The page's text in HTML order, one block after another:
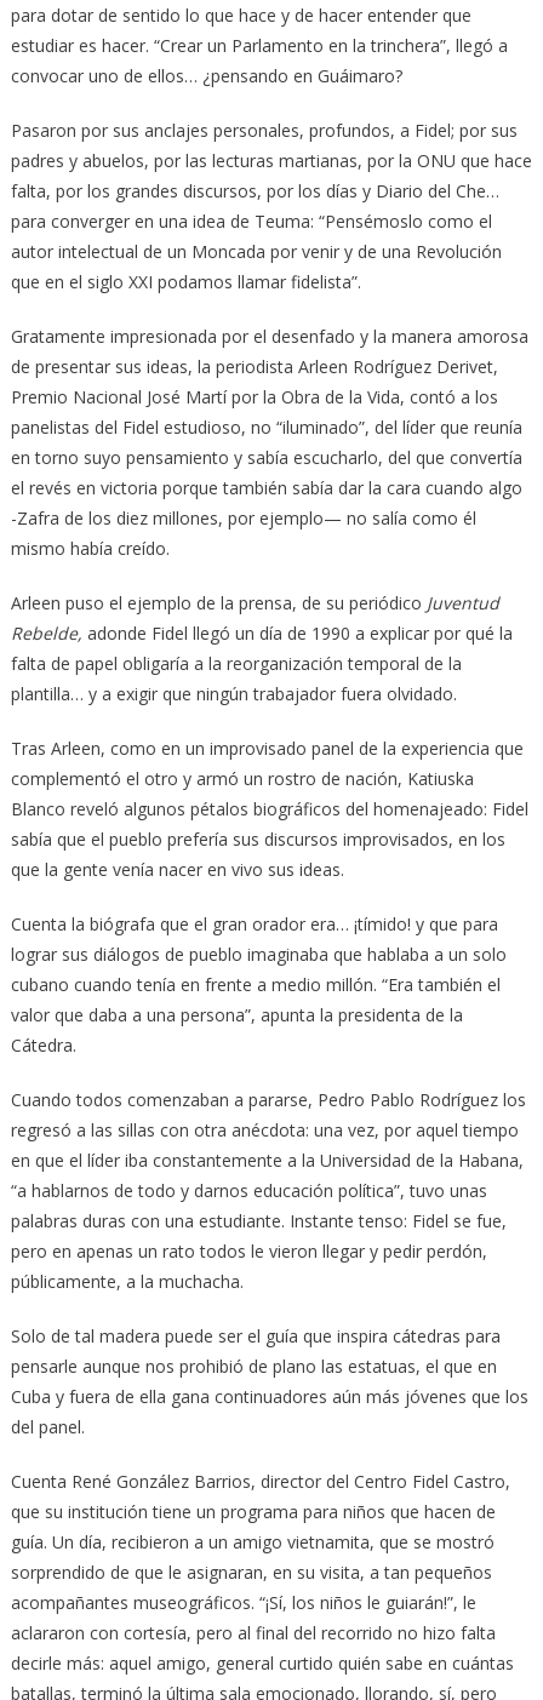
para dotar de sentido lo que hace y de hacer entender que
estudiar es hacer. “Crear un Parlamento en la trinchera”, llegó a
convocar uno de ellos… ¿pensando en Guáimaro?
Pasaron por sus anclajes personales, profundos, a Fidel; por sus
padres y abuelos, por las lecturas martianas, por la ONU que hace
falta, por los grandes discursos, por los días y Diario del Che…
para converger en una idea de Teuma: “Pensémoslo como el
autor intelectual de un Moncada por venir y de una Revolución
que en el siglo XXI podamos llamar fidelista”.
Gratamente impresionada por el desenfado y la manera amorosa
de presentar sus ideas, la periodista Arleen Rodríguez Derivet,
Premio Nacional José Martí por la Obra de la Vida, contó a los
panelistas del Fidel estudioso, no “iluminado”, del líder que reunía
en torno suyo pensamiento y sabía escucharlo, del que convertía
el revés en victoria porque también sabía dar la cara cuando algo
-Zafra de los diez millones, por ejemplo— no salía como él
mismo había creído.
Arleen puso el ejemplo de la prensa, de su periódico Juventud
Rebelde, adonde Fidel llegó un día de 1990 a explicar por qué la
falta de papel obligaría a la reorganización temporal de la
plantilla… y a exigir que ningún trabajador fuera olvidado.
Tras Arleen, como en un improvisado panel de la experiencia que
complementó el otro y armó un rostro de nación, Katiuska
Blanco reveló algunos pétalos biográficos del homenajeado: Fidel
sabía que el pueblo prefería sus discursos improvisados, en los
que la gente venía nacer en vivo sus ideas.
Cuenta la biógrafa que el gran orador era… ¡tímido! y que para
lograr sus diálogos de pueblo imaginaba que hablaba a un solo
cubano cuando tenía en frente a medio millón. “Era también el
valor que daba a una persona”, apunta la presidenta de la
Cátedra.
Cuando todos comenzaban a pararse, Pedro Pablo Rodríguez los
regresó a las sillas con otra anécdota: una vez, por aquel tiempo
en que el líder iba constantemente a la Universidad de la Habana,
“a hablarnos de todo y darnos educación política”, tuvo unas
palabras duras con una estudiante. Instante tenso: Fidel se fue,
pero en apenas un rato todos le vieron llegar y pedir perdón,
públicamente, a la muchacha.
Solo de tal madera puede ser el guía que inspira cátedras para
pensarle aunque nos prohibió de plano las estatuas, el que en
Cuba y fuera de ella gana continuadores aún más jóvenes que los
del panel.
Cuenta René González Barrios, director del Centro Fidel Castro,
que su institución tiene un programa para niños que hacen de
guía. Un día, recibieron a un amigo vietnamita, que se mostró
sorprendido de que le asignaran, en su visita, a tan pequeños
acompañantes museográficos. “¡Sí, los niños le guiarán!”, le
aclararon con cortesía, pero al final del recorrido no hizo falta
decirle más: aquel amigo, general curtido quién sabe en cuántas
batallas, terminó la última sala emocionado, llorando, sí, pero